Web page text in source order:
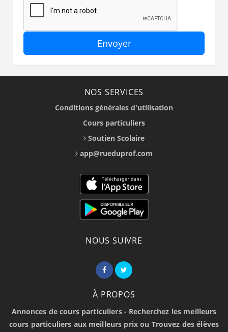
Envoyer
NOS SERVICES
Conditions générales d'utilisation
Cours particuliers
Soutien Scolaire
app@rueduprof.com
NOUS SUIVRE
À PROPOS
Annonces de cours particuliers - Recherchez les meilleurs
cours particuliers aux meilleurs prix ou Trouvez des élèves